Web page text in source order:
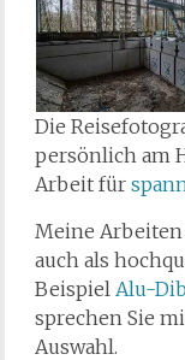
Die
persönlich am
Arbeit für
Meine
auch als
Beispiel Alu-
sprechen Sie
Auswahl.